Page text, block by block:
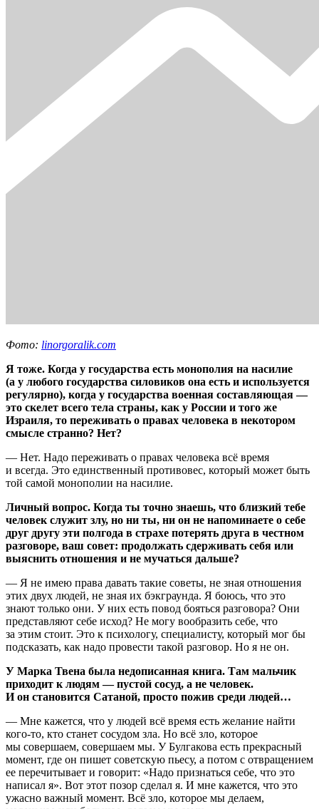
Фото: linorgoralik.com
Я тоже. Когда у государства есть монополия на насилие
(а у любого государства силовиков она есть и используется
регулярно), когда у государства военная составляющая —
это скелет всего тела страны, как у России и того же
Израиля, то переживать о правах человека в некотором
смысле странно? Нет?
— Нет. Надо переживать о правах человека всё время
и всегда. Это единственный противовес, который может быть
той самой монополии на насилие.
Личный вопрос. Когда ты точно знаешь, что близкий тебе
человек служит злу, но ни ты, ни он не напоминаете о себе
друг другу эти полгода в страхе потерять друга в честном
разговоре, ваш совет: продолжать сдерживать себя или
выяснить отношения и не мучаться дальше?
— Я не имею права давать такие советы, не зная отношения
этих двух людей, не зная их бэкграунда. Я боюсь, что это
знают только они. У них есть повод бояться разговора? Они
представляют себе исход? Не могу вообразить себе, что
за этим стоит. Это к психологу, специалисту, который мог бы
подсказать, как надо провести такой разговор. Но я не он.
У Марка Твена была недописанная книга. Там мальчик
приходит к людям — пустой сосуд, а не человек.
И он становится Сатаной, просто пожив среди людей…
— Мне кажется, что у людей всё время есть желание найти
кого-то, кто станет сосудом зла. Но всё зло, которое
мы совершаем, совершаем мы. У Булгакова есть прекрасный
момент, где он пишет советскую пьесу, а потом с отвращением
ее перечитывает и говорит: «Надо признаться себе, что это
написал я». Вот этот позор сделал я. И мне кажется, что это
ужасно важный момент. Всё зло, которое мы делаем,